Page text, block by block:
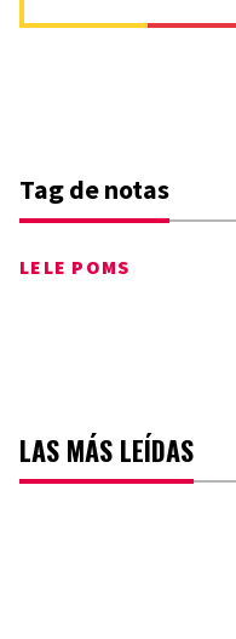
Tag de notas
LELE POMS
LAS MÁS LEÍDAS